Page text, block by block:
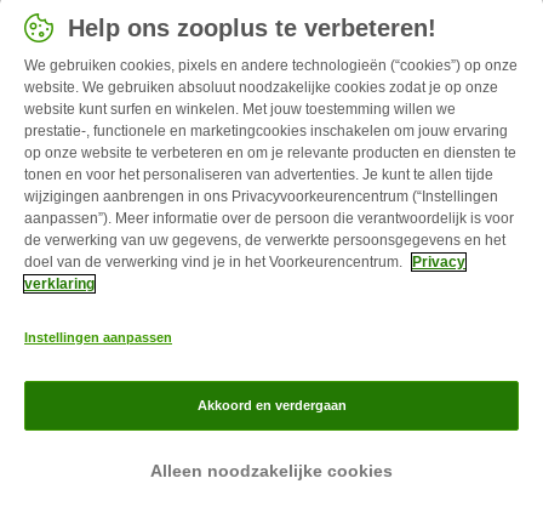
Service
Voordelen
Shoppen
Kies een land
Nederlands / NL
Help ons zooplus te verbeteren!
We gebruiken cookies, pixels en andere technologieën (“cookies”) op onze
website. We gebruiken absoluut noodzakelijke cookies zodat je op onze
website kunt surfen en winkelen. Met jouw toestemming willen we
prestatie-, functionele en marketingcookies inschakelen om jouw ervaring
op onze website te verbeteren en om je relevante producten en diensten te
tonen en voor het personaliseren van advertenties. Je kunt te allen tijde
wijzigingen aanbrengen in ons Privacyvoorkeurencentrum (“Instellingen
aanpassen”). Meer informatie over de persoon die verantwoordelijk is voor
de verwerking van uw gegevens, de verwerkte persoonsgegevens en het
doel van de verwerking vind je in het Voorkeurencentrum.
Privacy
verklaring
Instellingen aanpassen
Alleen noodzakelijke cookies
Akkoord en verdergaan